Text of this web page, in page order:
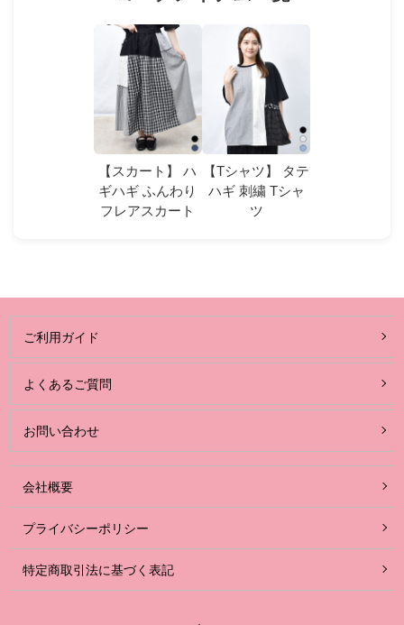
【スカート】 ハ
ギハギ ふんわり
フレアスカート
【Tシャツ】 タテ
ハギ 刺繍 Tシャ
ツ
ご利用ガイド
よくあるご質問
お問い合わせ
会社概要
プライバシーポリシー
特定商取引法に基づく表記